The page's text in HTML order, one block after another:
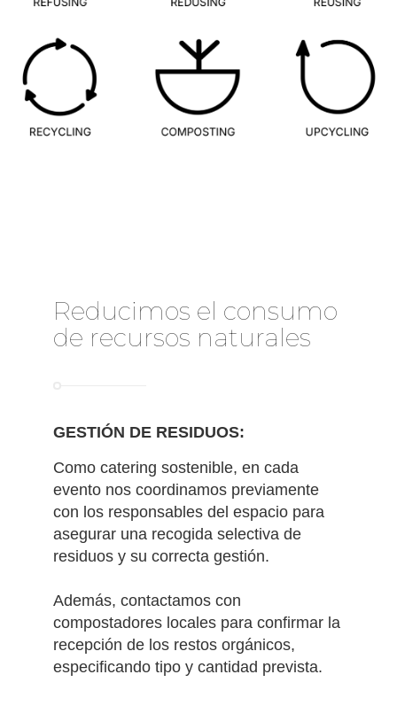
Reducimos el consumo
de recursos naturales
GESTIÓN DE RESIDUOS:
Como catering sostenible, en cada
evento nos coordinamos previamente
con los responsables del espacio para
asegurar una recogida selectiva de
residuos y su correcta gestión.
Además, contactamos con
compostadores locales para confirmar la
recepción de los restos orgánicos,
especificando tipo y cantidad prevista.